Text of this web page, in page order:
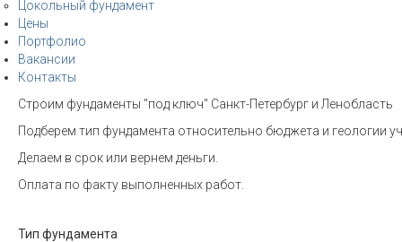
Цокольный фундамент
Цены
Портфолио
Вакансии
Контакты
Строим фундаменты "под ключ" Санкт-Петербург и Ленобласть
Подберем тип фундамента относительно бюджета и геологии
Делаем в срок или вернем деньги.
Оплата по факту выполненных работ.
Тип фундамента